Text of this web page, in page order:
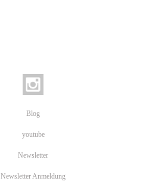
Blog
youtube
Newsletter
Newsletter Anmeldung